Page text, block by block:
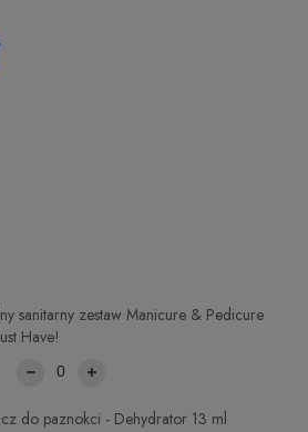
do paznokci - Dehydrator 13 ml
sanitarny zestaw Manicure & Pedicure
Have!